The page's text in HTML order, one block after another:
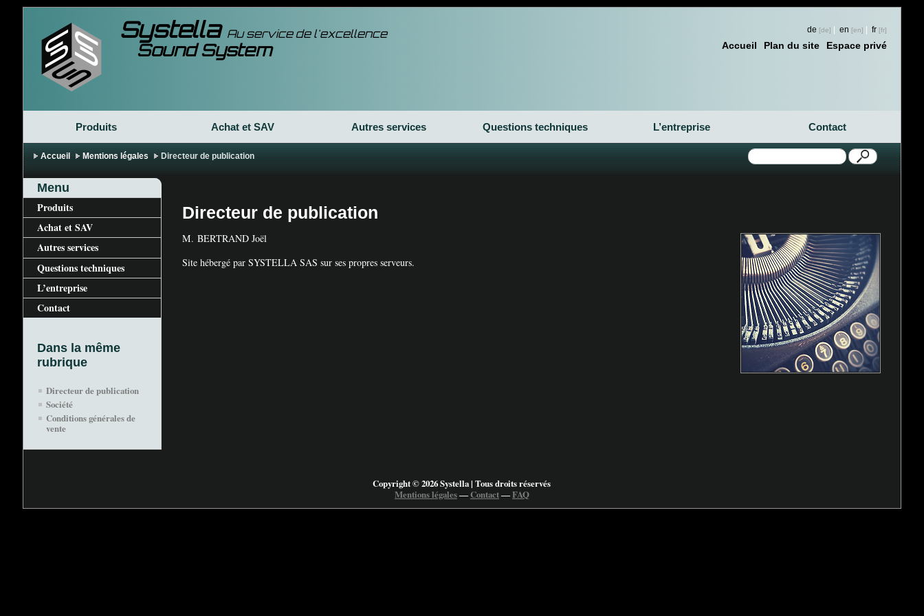
Systella Au service de l'excellence
Sound System
de | en | fr
Accueil Plan du site Espace privé
Produits Achat et SAV Autres services Questions techniques L’entreprise Contact
Accueil Mentions légales Directeur de publication
Menu
Produits
Achat etSAV
Autres services
Questions techniques
L’entreprise
Contact
Dans la même
rubrique
Directeur de publication
Société
Conditions générales de
vente
Directeur de publication
M. BERTRANDJoël
Site hébergé par SYSTELLA SAS sur ses propres serveurs.
Copyright © 2026 Systella | Tous droits réservés
Mentions légales―Contact―FAQ